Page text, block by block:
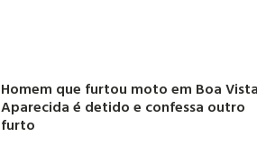
Homem que furtou moto em Boa
Aparecida é detido e confessa outro
furto